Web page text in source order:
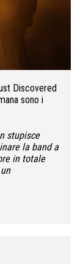
Discovered
sono i
stupisce
la band a
in totale